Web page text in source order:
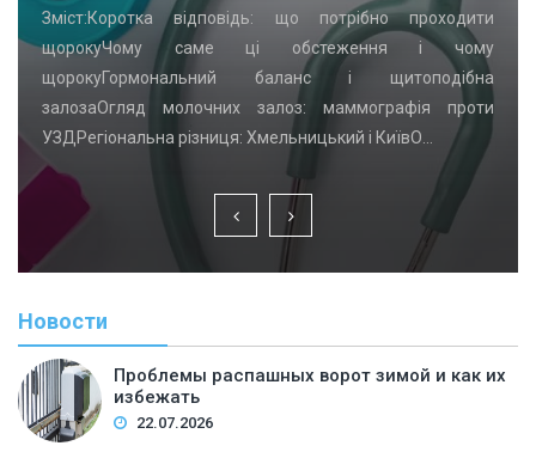
Зміст:Коротка відповідь: що потрібно проходити
щорокуЧому саме ці обстеження і чому
щорокуГормональний баланс і щитоподібна
залозаОгляд молочних залоз: маммографія проти
УЗДРегіональна різниця: Хмельницький і КиївО…
Новости
Проблемы распашных ворот зимой и как их
избежать
22.07.2026